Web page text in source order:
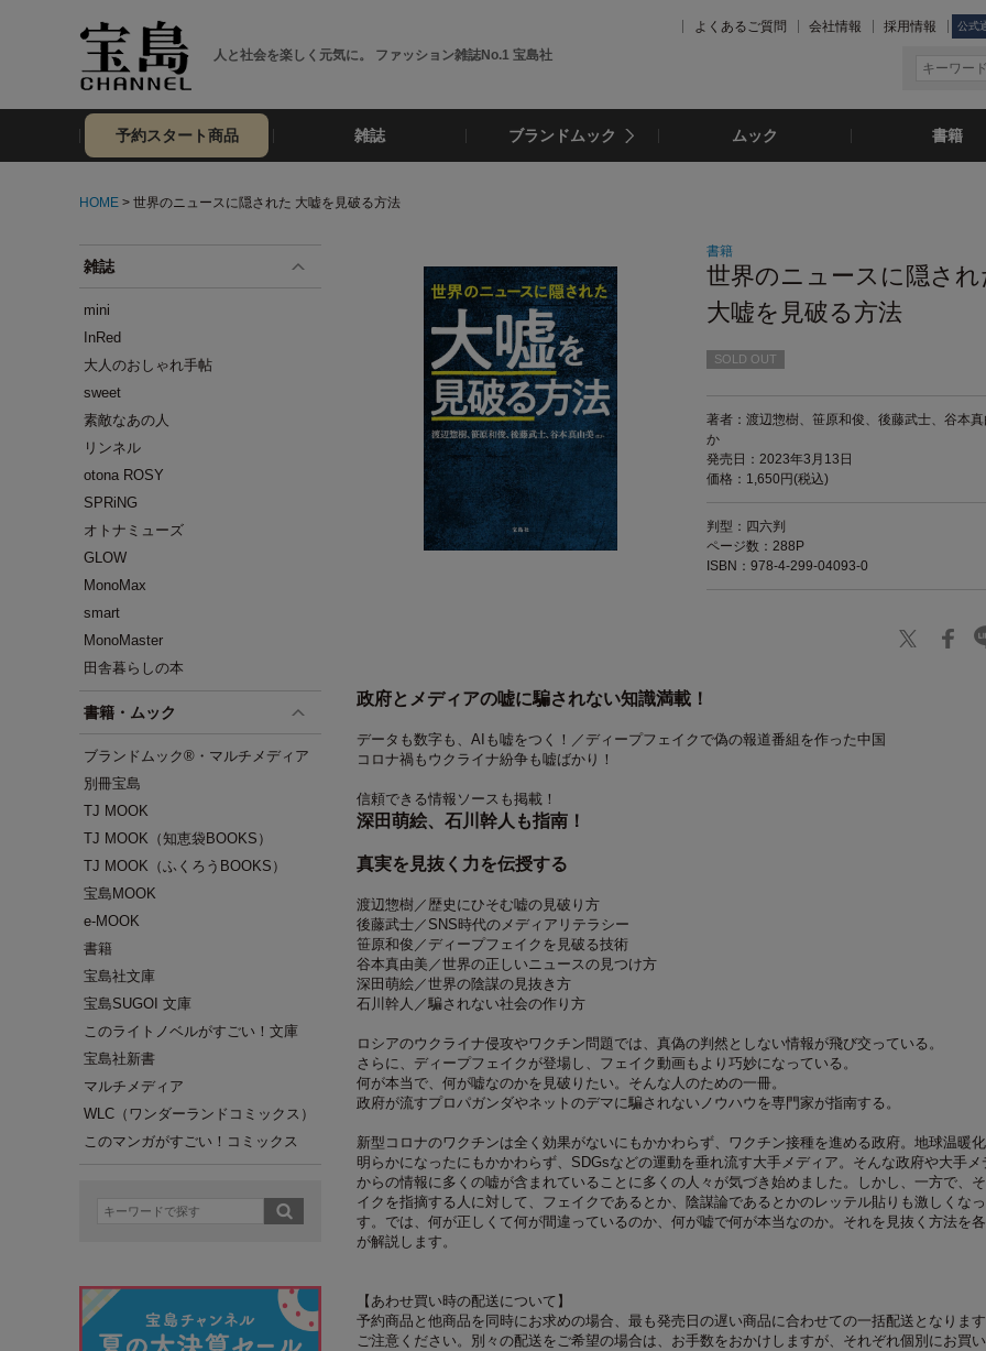
人と社会を楽しく元気に。 ファッション雑誌No.1 宝島社
よくあるご質問 会社情報 採用情報 公式
予約スタート商品 雑誌 ブランドムック ムック 書籍
HOME > 世界のニュースに隠された 大嘘を見破る方法
雑誌
mini
InRed
大人のおしゃれ手帖
sweet
素敵なあの人
リンネル
otona ROSY
SPRiNG
オトナミューズ
GLOW
MonoMax
smart
MonoMaster
田舎暮らしの本
書籍・ムック
ブランドムック®・マルチメディア
別冊宝島
TJ MOOK
TJ MOOK（知恵袋BOOKS）
TJ MOOK（ふくろうBOOKS）
宝島MOOK
e-MOOK
書籍
宝島社文庫
宝島SUGOI 文庫
このライトノベルがすごい！文庫
宝島社新書
マルチメディア
WLC（ワンダーランドコミックス）
このマンガがすごい！コミックス
書籍
世界のニュースに隠され
大嘘を見破る方法
SOLD OUT
著者：渡辺惣樹、笹原和俊、後藤武士、谷本真
か
発売日：2023年3月13日
価格：1,650円(税込)
判型：四六判
ページ数：288P
ISBN：978-4-299-04093-0
政府とメディアの嘘に騙されない知識満載！
データも数字も、AIも嘘をつく！／ディープフェイクで偽の報道番組を作った中国
コロナ禍もウクライナ紛争も嘘ばかり！
信頼できる情報ソースも掲載！
深田萌絵、石川幹人も指南！
真実を見抜く力を伝授する
渡辺惣樹／歴史にひそむ嘘の見破り方
後藤武士／SNS時代のメディアリテラシー
笹原和俊／ディープフェイクを見破る技術
谷本真由美／世界の正しいニュースの見つけ方
深田萌絵／世界の陰謀の見抜き方
石川幹人／騙されない社会の作り方
ロシアのウクライナ侵攻やワクチン問題では、真偽の判然としない情報が飛び交っている。
さらに、ディープフェイクが登場し、フェイク動画もより巧妙になっている。
何が本当で、何が嘘なのかを見破りたい。そんな人のための一冊。
政府が流すプロパガンダやネットのデマに騙されないノウハウを専門家が指南する。
新型コロナのワクチンは全く効果がないにもかかわらず、ワクチン接種を進める政府。地球温暖
明らかになったにもかかわらず、SDGsなどの運動を垂れ流す大手メディア。そんな政府や大手メ
からの情報に多くの嘘が含まれていることに多くの人々が気づき始めました。しかし、一方で、
イクを指摘する人に対して、フェイクであるとか、陰謀論であるとかのレッテル貼りも激しくな
す。では、何が正しくて何が間違っているのか、何が嘘で何が本当なのか。それを見抜く方法を
が解説します。
【あわせ買い時の配送について】
予約商品と他商品を同時にお求めの場合、最も発売日の遅い商品に合わせての一括配送となります
ご注意ください。別々の配送をご希望の場合は、お手数をおかけしますが、それぞれ個別にお買い